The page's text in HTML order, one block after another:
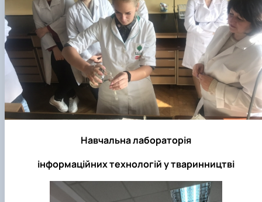
Навчальна лабораторія
інформаційних технологій у тваринництві